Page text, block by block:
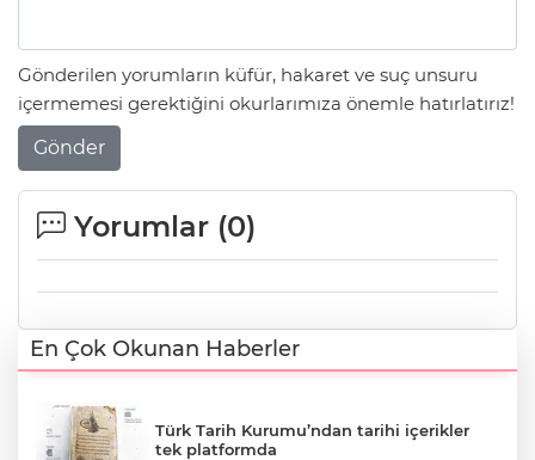
Gönderilen yorumların küfür, hakaret ve suç unsuru
içermemesi gerektiğini okurlarımıza önemle hatırlatırız!
Gönder
Yorumlar (0)
En Çok Okunan Haberler
Türk Tarih Kurumu’ndan tarihi içerikler
tek platformda